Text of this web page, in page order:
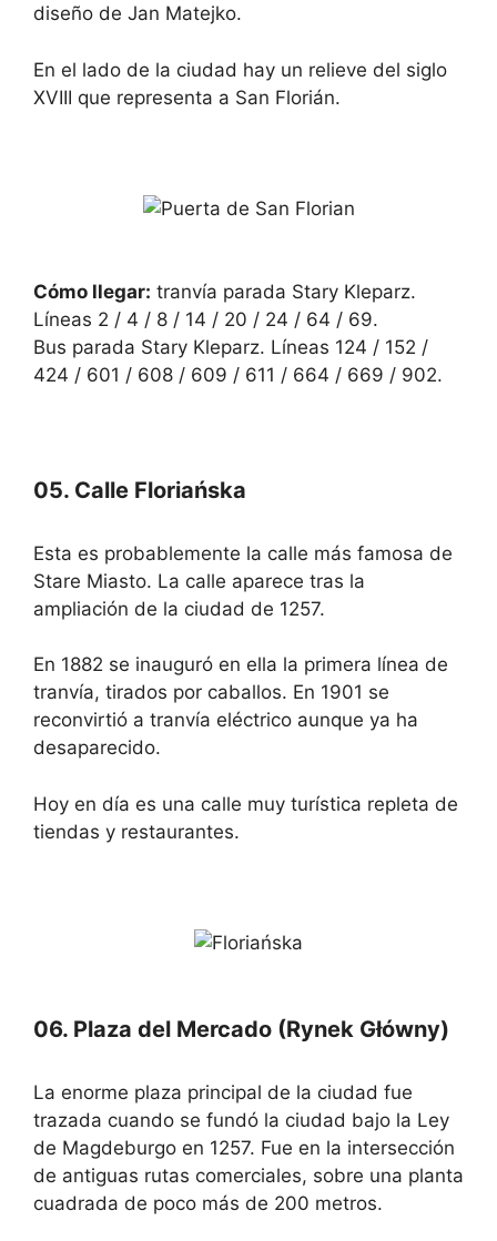
diseño de Jan Matejko.
En el lado de la ciudad hay un relieve del siglo
XVIII que representa a San Florián.
Cómo llegar: tranvía parada Stary Kleparz.
Líneas 2 / 4 / 8 / 14 / 20 / 24 / 64 / 69.
Bus parada Stary Kleparz. Líneas 124 / 152 /
424 / 601 / 608 / 609 / 611 / 664 / 669 / 902.
05. Calle Floriańska
Esta es probablemente la calle más famosa de
Stare Miasto. La calle aparece tras la
ampliación de la ciudad de 1257.
En 1882 se inauguró en ella la primera línea de
tranvía, tirados por caballos. En 1901 se
reconvirtió a tranvía eléctrico aunque ya ha
desaparecido.
Hoy en día es una calle muy turística repleta de
tiendas y restaurantes.
06. Plaza del Mercado (Rynek Główny)
La enorme plaza principal de la ciudad fue
trazada cuando se fundó la ciudad bajo la Ley
de Magdeburgo en 1257. Fue en la intersección
de antiguas rutas comerciales, sobre una planta
cuadrada de poco más de 200 metros.